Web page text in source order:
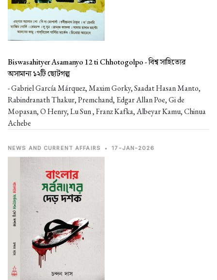
Biswasahityer Asamanyo 12 ti Chhotogolpo -বিশ্ব সাহিত্যের
অসামান্য ১২টি ছোটগল্প
- Gabriel García Márquez, Maxim Gorky, Saadat Hasan Manto,
Rabindranath Thakur, Premchand, Edgar Allan Poe, Gi de
Mopasan, O Henry, Lu Sun , Franz Kafka, Albeyar Kamu, Chinua
Achebe
NEWS AND CURRENT AFFAIRS • 17-JAN-2026